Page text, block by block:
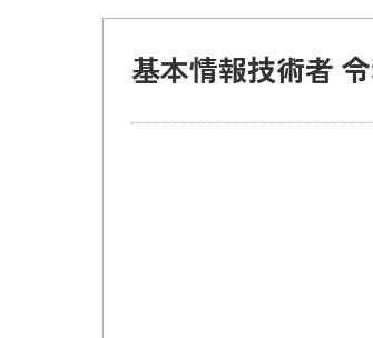
基本情報技術者